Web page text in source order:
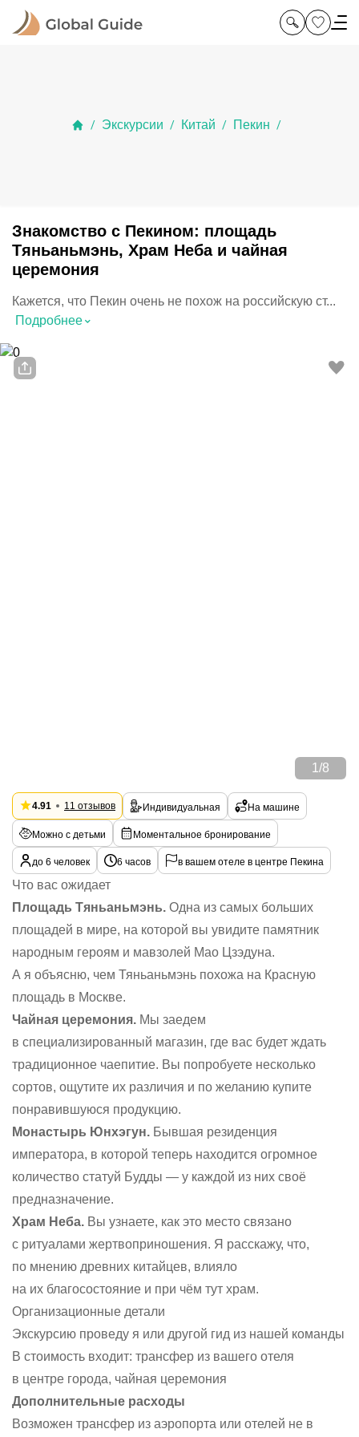
/ Экскурсии / Китай / Пекин /
Знакомство с Пекином: площадь
Тяньаньмэнь, Храм Неба и чайная
церемония
Кажется, что Пекин очень не похож на российскую ст...
Подробнее⌃
1 /8
4.91 11 отзывов Индивидуальная На машине
Можно с детьми Моментальное бронирование
до 6 человек 6 часов в вашем отеле в центре Пекина
Что вас ожидает
Площадь Тяньаньмэнь. Одна из самых больших
площадей в мире, на которой вы увидите памятник
народным героям и мавзолей Мао Цзэдуна.
А я объясню, чем Тяньаньмэнь похожа на Красную
площадь в Москве.
Чайная церемония. Мы заедем
в специализированный магазин, где вас будет ждать
традиционное чаепитие. Вы попробуете несколько
сортов, ощутите их различия и по желанию купите
понравившуюся продукцию.
Монастырь Юнхэгун. Бывшая резиденция
императора, в которой теперь находится огромное
количество статуй Будды — у каждой из них своё
предназначение.
Храм Неба. Вы узнаете, как это место связано
с ритуалами жертвоприношения. Я расскажу, что,
по мнению древних китайцев, влияло
на их благосостояние и при чём тут храм.
Организационные детали
Экскурсию проведу я или другой гид из нашей команды
В стоимость входит: трансфер из вашего отеля
в центре города, чайная церемония
Дополнительные расходы
Возможен трансфер из аэропорта или отелей не в